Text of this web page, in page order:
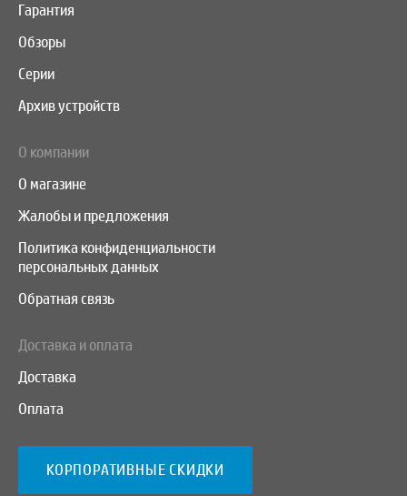
Гарантия
Обзоры
Серии
Архив устройств
О компании
О магазине
Жалобы и предложения
Политика конфиденциальности
персональных данных
Обратная связь
Доставка и оплата
Доставка
Оплата
КОРПОРАТИВНЫЕ СКИДКИ